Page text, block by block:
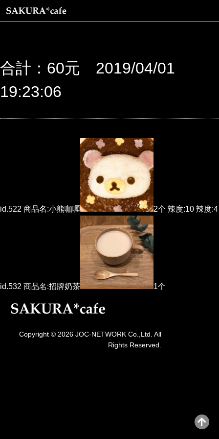
合計：60元 2019/04/01
19:23:06
id.522 商品名:小熊咖喱 2个 辣度:10 辣度:4
id.532 商品名:招牌奶茶 1个
Copyright © 2026 JOC-NETWORK Co.,Ltd. All
Rights Reserved.